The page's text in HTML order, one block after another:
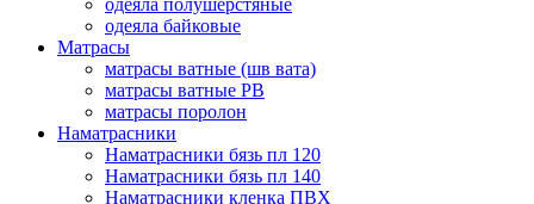
одеяла полушерстяные
одеяла байковые
Матрасы
матрасы ватные (шв вата)
матрасы ватные РВ
матрасы поролон
Наматрасники
Наматрасники бязь пл 120
Наматрасники бязь пл 140
Наматрасники кленка ПВХ